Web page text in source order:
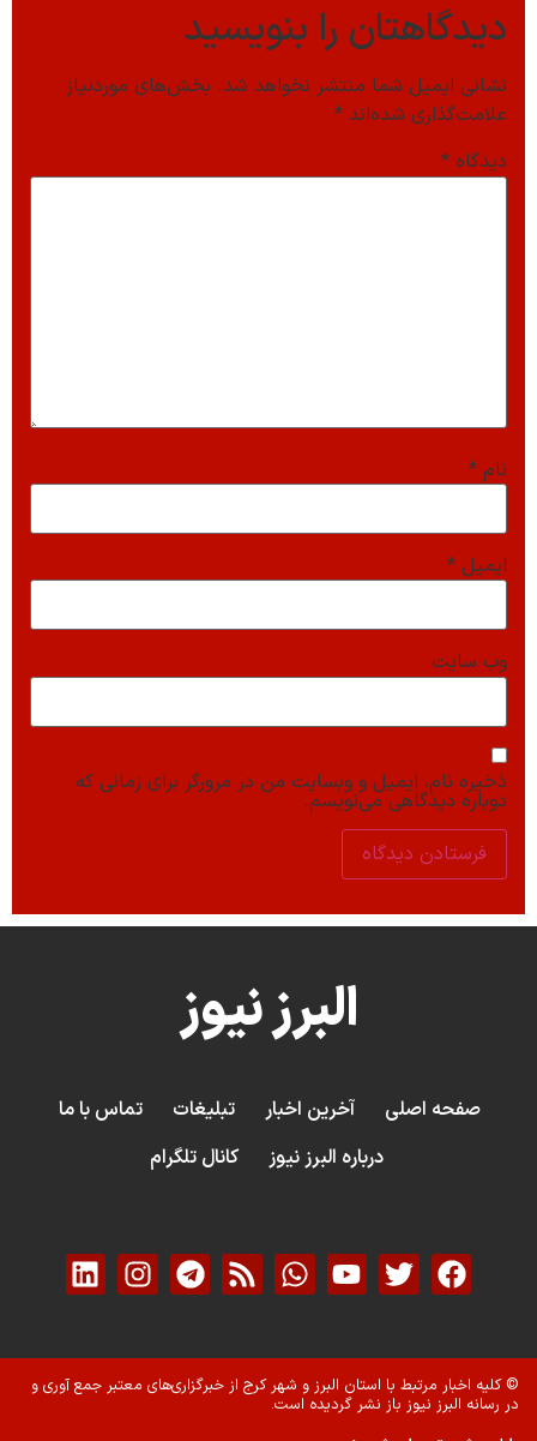
دیدگاهتان را بنویسید
نشانی ایمیل شما منتشر نخواهد شد. بخش‌های موردنیاز
علامت‌گذاری شده‌اند *
دیدگاه *
نام *
ایمیل *
وب‌ سایت
ذخیره نام، ایمیل و وبسایت من در مرورگر برای زمانی که
دوباره دیدگاهی می‌نویسم.
البرز نیوز
صفحه اصلی آخرین اخبار تبلیغات
تماس با ما
درباره البرز نیوز
کانال تلگرام
© کلیه اخبار مرتبط با استان البرز و شهر کرج از خبرگزاری‌های معتبر جمع آوری و
در رسانه البرز نیوز باز نشر گردیده است.